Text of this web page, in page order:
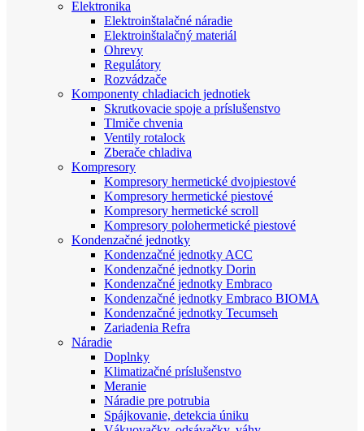
Elektronika
Elektroinštalačné náradie
Elektroinštalačný materiál
Ohrevy
Regulátory
Rozvádzače
Komponenty chladiacich jednotiek
Skrutkovacie spoje a príslušenstvo
Tlmiče chvenia
Ventily rotalock
Zberače chladiva
Kompresory
Kompresory hermetické dvojpiestové
Kompresory hermetické piestové
Kompresory hermetické scroll
Kompresory polohermetické piestové
Kondenzačné jednotky
Kondenzačné jednotky ACC
Kondenzačné jednotky Dorin
Kondenzačné jednotky Embraco
Kondenzačné jednotky Embraco BIOMA
Kondenzačné jednotky Tecumseh
Zariadenia Refra
Náradie
Doplnky
Klimatizačné príslušenstvo
Meranie
Náradie pre potrubia
Spájkovanie, detekcia úniku